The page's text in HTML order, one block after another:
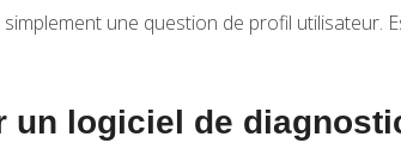
simplement une question de profil
un logiciel de